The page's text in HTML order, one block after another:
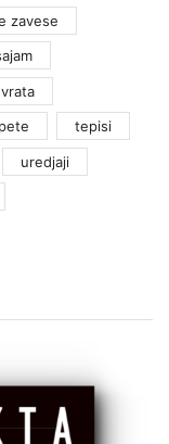
zavese
tepisi
uredjaji